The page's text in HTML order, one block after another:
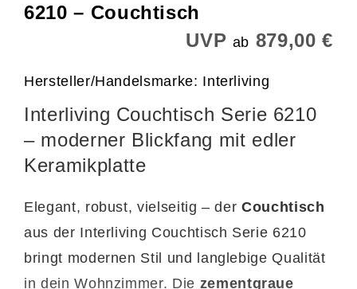
6210 – Couchtisch
UVP ab 879,00 €
Hersteller/Handelsmarke: Interliving
Interliving Couchtisch Serie 6210
– moderner Blickfang mit edler
Keramikplatte
Elegant, robust, vielseitig – derCouchtisch
aus der Interliving Couchtisch Serie 6210
bringt modernen Stil und langlebige Qualität
in dein Wohnzimmer. Die zementgraue